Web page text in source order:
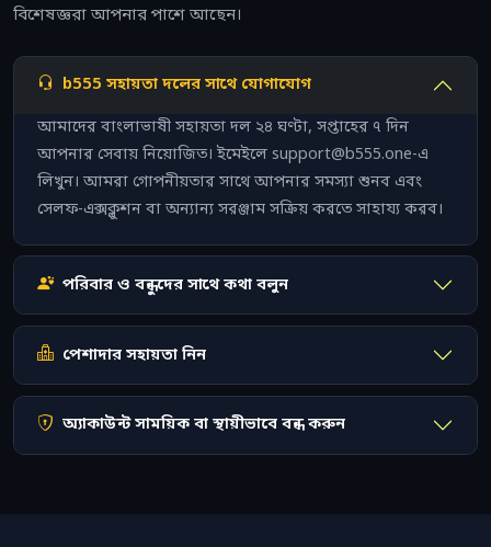
বিশেষজ্ঞরা আপনার পাশে আছেন।
b555 সহায়তা দলের সাথে যোগাযোগ
আমাদের বাংলাভাষী সহায়তা দল ২৪ ঘণ্টা, সপ্তাহের ৭ দিন
আপনার সেবায় নিয়োজিত। ইমেইলে support@b555.one-এ
লিখুন। আমরা গোপনীয়তার সাথে আপনার সমস্যা শুনব এবং
সেলফ-এক্সক্লুশন বা অন্যান্য সরঞ্জাম সক্রিয় করতে সাহায্য করব।
পরিবার ও বন্ধুদের সাথে কথা বলুন
পেশাদার সহায়তা নিন
অ্যাকাউন্ট সাময়িক বা স্থায়ীভাবে বন্ধ করুন